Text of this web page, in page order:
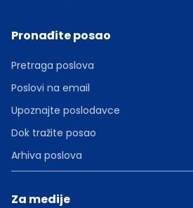
Pronađite posao
Pretraga poslova
Poslovi na email
Upoznajte poslodavce
Dok tražite posao
Arhiva poslova
Za medije